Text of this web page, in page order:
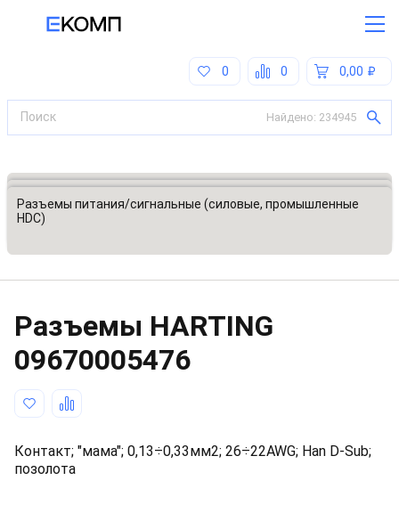
0,00
0
0
Найдено: 234945
Все категории
Разъемы, соединители
Разъемы питания/сигнальные (силовые, промышленные
HDC)
Разъeмы HARTING
09670005476
Контакт; "мама"; 0,13÷0,33мм2; 26÷22AWG; Han D-Sub;
позолота